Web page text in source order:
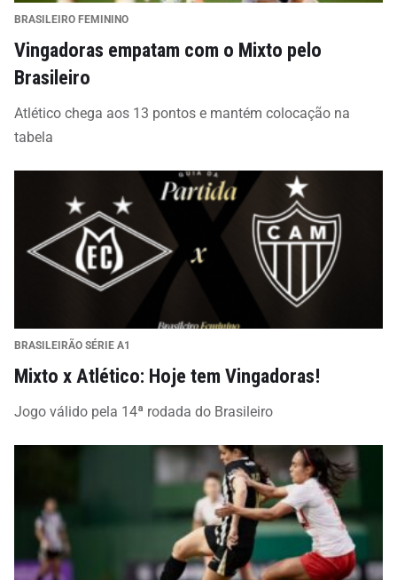
BRASILEIRO FEMININO
Vingadoras empatam com o Mixto pelo
Brasileiro
Atlético chega aos 13 pontos e mantém colocação na
tabela
BRASILEIRÃO SÉRIE A1
Mixto x Atlético: Hoje tem Vingadoras!
Jogo válido pela 14ª rodada do Brasileiro